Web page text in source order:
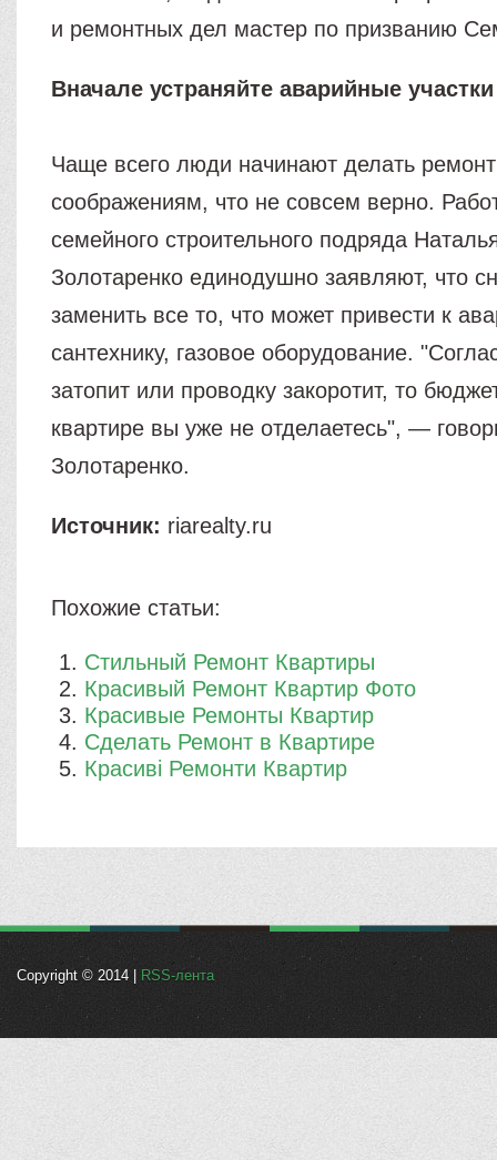
и ремонтных дел мастер по призванию
Вначале устраняйте аварийные участки
Чаще всего люди начинают делать ремонт
соображениям, что не совсем верно.
семейного строительного подряда
Золотаренко единодушно заявляют, что
заменить все то, что может привести к
сантехнику, газовое оборудование.
затопит или проводку закоротит, то
квартире вы уже не отделаетесь", —
Золотаренко.
Источник: riarealty.ru
Похожие статьи:
Стильный Ремонт Квартиры
Красивый Ремонт Квартир Фото
Красивые Ремонты Квартир
Сделать Ремонт в Квартире
Красиві Ремонти Квартир
Copyright © 2014 | RSS-лента